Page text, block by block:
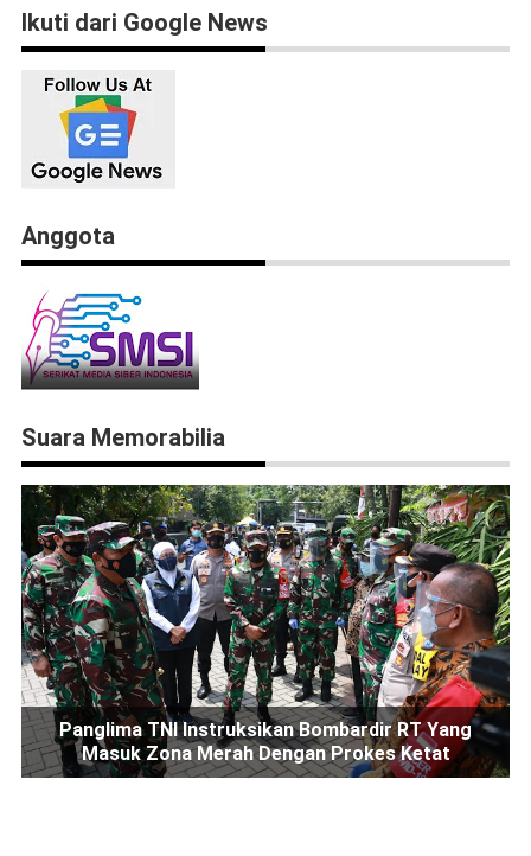
Ikuti dari Google News
Anggota
Suara Memorabilia
Panglima TNI Instruksikan Bombardir RT Yang
Masuk Zona Merah Dengan Prokes Ketat